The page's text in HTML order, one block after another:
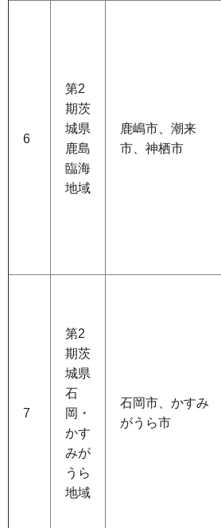
6
第2
期茨
城県
鹿島
臨海
地域
鹿嶋市、潮来
市、神栖市
7
第2
期茨
城県
石
岡・
かす
みが
うら
地域
石岡市、かすみ
がうら市